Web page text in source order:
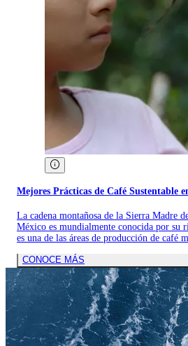
Mejores Prácticas de Café Sustentable
La cadena montañosa de la Sierra Madre
México es mundialmente conocida por su
es una de las áreas de producción de café
CONOCE MÁS